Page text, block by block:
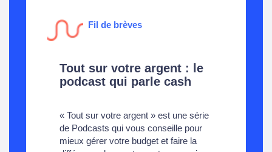
Fil de brèves
Tout sur votre argent : le
podcast qui parle cash
« Tout sur votre argent » est une série
de Podcasts qui vous conseille pour
mieux gérer votre budget et faire la